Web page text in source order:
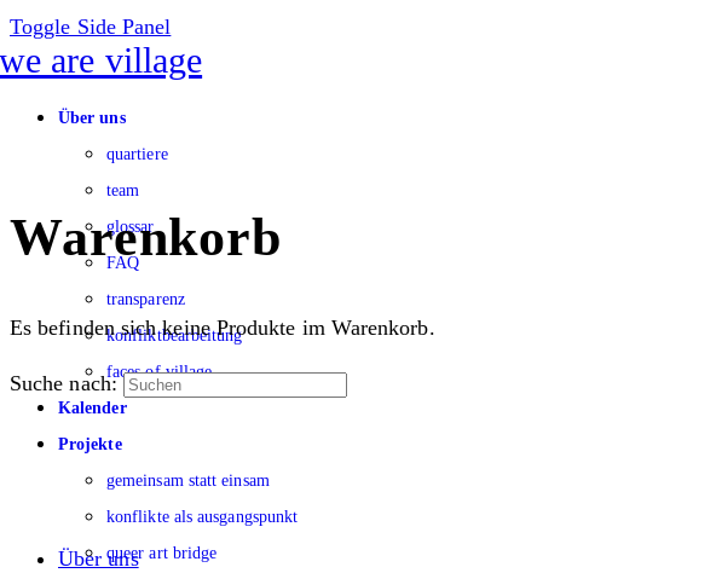
Toggle Side Panel
Über uns
quartiere
team
glossar
FAQ
transparenz
konfliktbearbeitung
faces of village
Kalender
Projekte
gemeinsam statt einsam
konflikte als ausgangspunkt
queer art bridge
Warenkorb
Es befinden sich keine Produkte im Warenkorb.
Suche nach:
Über uns